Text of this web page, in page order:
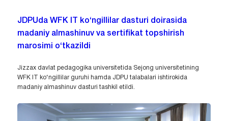
JDPUda WFK IT ko‘ngillilar dasturi doirasida
madaniy almashinuv va sertifikat topshirish
marosimi o‘tkazildi
Jizzax davlat pedagogika universitetida Sejong universitetining
WFK IT ko‘ngillilar guruhi hamda JDPU talabalari ishtirokida
madaniy almashinuv dasturi tashkil etildi.